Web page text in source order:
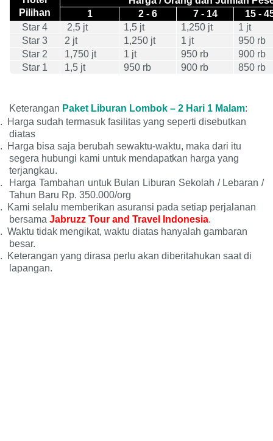
Pilihan
1
2 - 6 7 - 14
15 -
Star 4
2,5 jt 1,5 jt 1,250 jt
1 jt
Star 3
2 jt 1,250 jt 1 jt
950 rb
Star 2
1,750 jt 1 jt 950 rb
900 rb
Star 1
1,5 jt 950 rb 900 rb 850 rb
Keterangan Paket Liburan Lombok – 2 Hari 1 Malam:
Harga sudah termasuk fasilitas yang seperti disebutkan
diatas
Harga bisa saja berubah sewaktu-waktu, maka dari itu
segera hubungi kami untuk mendapatkan harga yang
terjangkau.
Harga Tambahan untuk Bulan Liburan Sekolah / Lebaran /
Tahun Baru Rp. 350.000/org
Kami selalu memberikan asuransi pada setiap perjalanan
bersama Jabruzz Tour and Travel Indonesia.
Waktu tidak mengikat, waktu diatas hanyalah gambaran
besar.
Keterangan yang dirasa perlu akan diberitahukan saat di
lapangan.